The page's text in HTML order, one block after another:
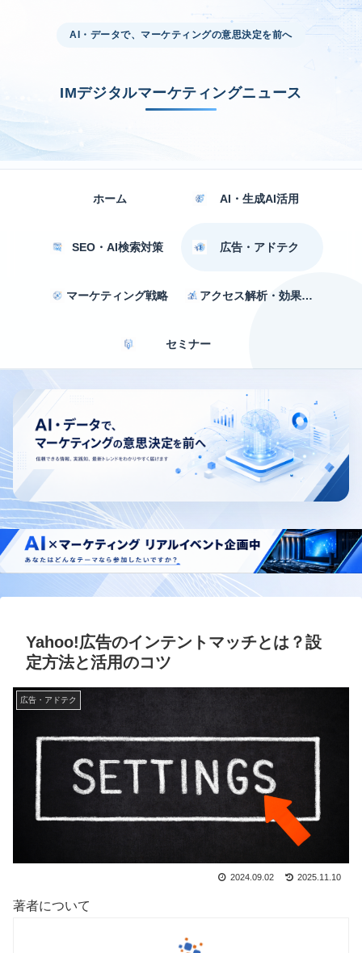
AI・データで、マーケティングの意思決定を前へ
IMデジタルマーケティングニュース
ホーム AI・生成AI活用
SEO・AI検索対策 広告・アドテク
マーケティング戦略 アクセス解析・効果測定
セミナー
Yahoo!広告のインテントマッチとは？設
定方法と活用のコツ
広告・アドテク
2024.09.02 2025.11.10
著者について